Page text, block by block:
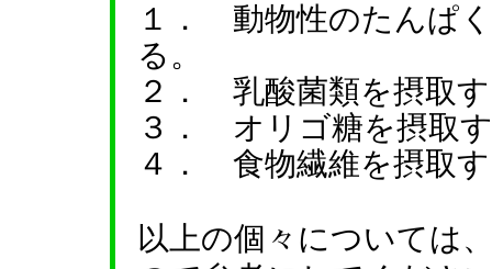
１． 動物性のたんぱ
る。
２． 乳酸菌類を摂取
３． オリゴ糖を摂取
４． 食物繊維を摂取
以上の個々については